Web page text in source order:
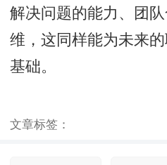
解决问题的能力、团
维，这同样能为未来
基础。
文章标签：